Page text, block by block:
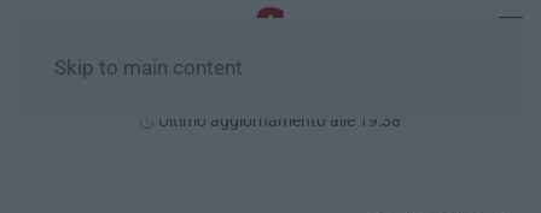
Skip to main content
Ultimo aggiornamento alle 19:38